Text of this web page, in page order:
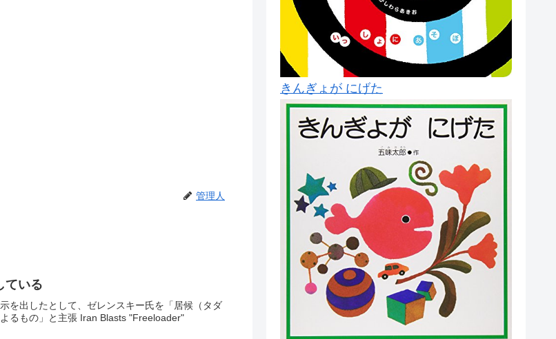
管理人
ている
を出したとして、ゼレンスキー氏を「居候（タダ
るもの」と主張 Iran Blasts "Freeloader"
きんぎょが にげた